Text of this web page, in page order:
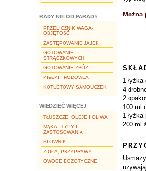
RADY NIE OD PARADY
PRZELICZNIK WAGA-
OBJĘTOŚĆ
ZASTĘPOWANIE JAJEK
GOTOWANIE
STRĄCZKOWYCH
GOTOWANIE ZBÓŻ
KIEŁKI - HODOWLA
KOTLETOWY SAMOUCZEK
WIEDZIEĆ WIĘCEJ
TŁUSZCZE, OLEJE I OLIWA
MĄKA - TYPY I
ZASTOSOWANIA
SŁOWNIK
ZIOŁA, PRZYPRAWY...
OWOCE EGZOTYCZNE
Można
1
4
2
100 ml
1 łyżka
200 ml